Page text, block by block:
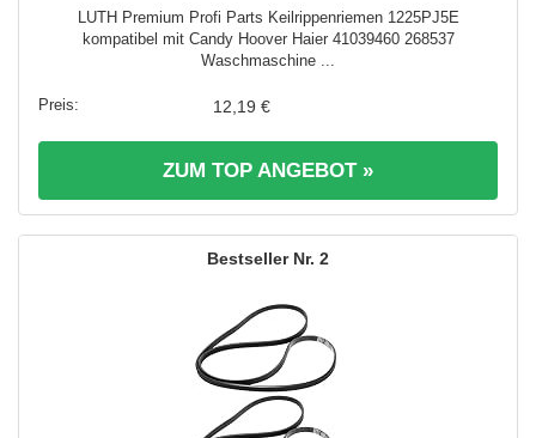
LUTH Premium Profi Parts Keilrippenriemen 1225PJ5E
kompatibel mit Candy Hoover Haier 41039460 268537
Waschmaschine ...
12,19 €
ZUM TOP ANGEBOT »
2